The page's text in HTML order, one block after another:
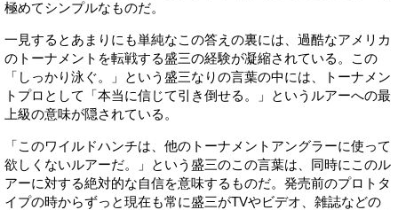
極めてシンプルなものだ。
一見するとあまりにも単純なこの答えの裏には、過酷なアメリカ
のトーナメントを転戦する盛三の経験が凝縮されている。この
「しっかり泳ぐ。」という盛三なりの言葉の中には、トーナメン
トプロとして「本当に信じて引き倒せる。」というルアーへの最
上級の意味が隠されている。
「このワイルドハンチは、他のトーナメントアングラーに使って
欲しくないルアーだ。」という盛三のこの言葉は、同時にこのル
アーに対する絶対的な自信を意味するものだ。発売前のプロトタ
イプの時からずっと現在も常に盛三がTVやビデオ、雑誌などの